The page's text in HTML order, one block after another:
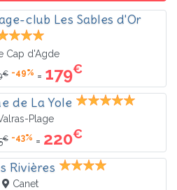
club Les Sables d'Or
Cap d'Agde
€ -49% = 179€
de La Yole
Plage
€ -43% = 220€
Rivières
Canet